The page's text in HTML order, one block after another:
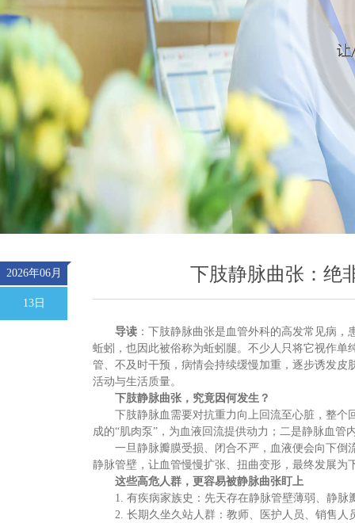
2026年06月
13日
下肢静脉曲张：绝
导读 ： 下肢静脉曲张是血管外科的高发常见病，
蚯蚓，也因此被俗称为蚯蚓腿。不少人只将它视作
管、不及时干预，病情会持续缓慢加重，逐步诱发
活动与生活质量。
下肢静脉曲张，究竟因何发生？
下肢静脉血需要对抗重力向上回流至心脏，整
成的“肌肉泵”，为血液回流提供动力；二是静脉血
一旦静脉瓣膜受损、闭合不严，血液便会向下
静脉管壁，让血管慢慢扩张、扭曲变形，最终发展为
这些高危人群，更容易被静脉曲张盯上
1. 有疾病家族史：先天存在静脉管壁薄弱、静
2. 长期久坐久站人群：教师、医护人员、销售